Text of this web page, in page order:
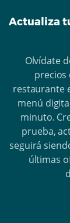
Actualiza
Olvídate
precios
restaurante
menú
minuto.
prueba,
seguirá
últimas